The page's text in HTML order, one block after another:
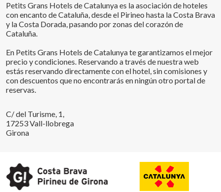
Petits Grans Hotels de Catalunya es la asociación de hoteles
con encanto de Cataluña, desde el Pirineo hasta la Costa Brava
y la Costa Dorada, pasando por zonas del corazón de
Cataluña.
En Petits Grans Hotels de Catalunya te garantizamos el mejor
precio y condiciones. Reservando a través de nuestra web
estás reservando directamente con el hotel, sin comisiones y
con descuentos que no encontrarás en ningún otro portal de
reservas.
C/ del Turisme, 1,
17253 Vall-llobrega
Girona